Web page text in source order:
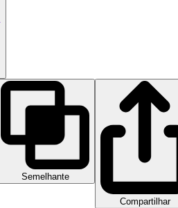
Semelhante
Compartilhar